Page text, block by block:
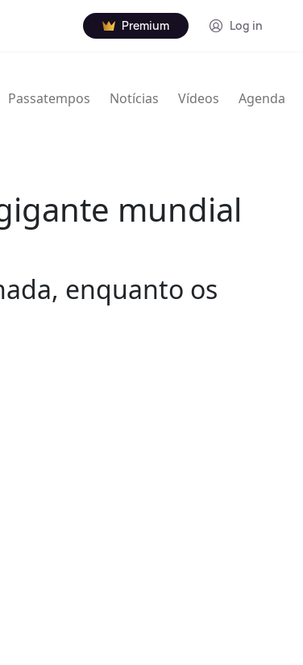
Premium Log in
Passatempos Notícias Vídeos Agenda
mundial
enquanto os